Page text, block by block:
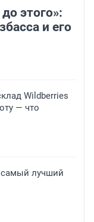
этого»:
и его
Wildberries
— что
самый лучший